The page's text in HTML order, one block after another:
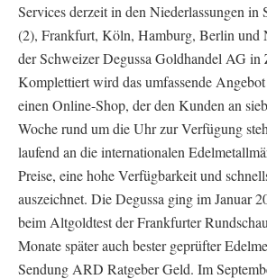
Services derzeit in den Niederlassungen in
(2), Frankfurt, Köln, Hamburg, Berlin und
der Schweizer Degussa Goldhandel AG in
Komplettiert wird das umfassende
einen Online-Shop, der den Kunden an
Woche rund um die Uhr zur Verfügung
laufend an die internationalen
Preise, eine hohe Verfügbarkeit und
auszeichnet. Die Degussa ging im Januar
beim Altgoldtest der Frankfurter
Monate später auch bester geprüfter
Sendung ARD Ratgeber Geld. Im